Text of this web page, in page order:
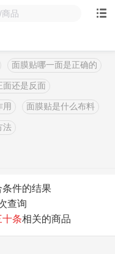
面膜贴哪一面是正确的
面还是反面
用 面膜贴是什么布料
法
件的结果
查询
十条相关的商品